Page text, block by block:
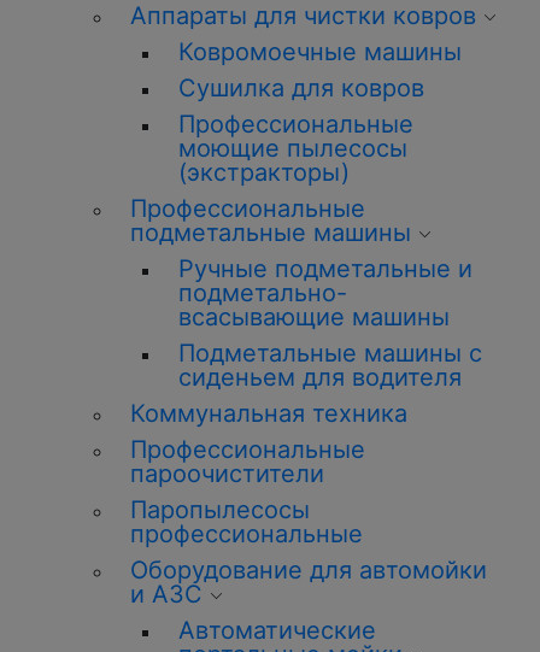
Аппараты для чистки ковров
Ковромоечные машины
Сушилка для ковров
Профессиональные
моющие пылесосы
(экстракторы)
Профессиональные
подметальные машины
Ручные подметальные и
подметально-
всасывающие машины
Подметальные машины с
сиденьем для водителя
Коммунальная техника
Профессиональные
пароочистители
Паропылесосы
профессиональные
Оборудование для автомойки
и АЗС
Автоматические